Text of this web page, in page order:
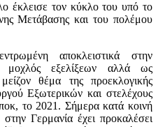
έκλεισε τον κύκλο του υπό το
Μετάβασης και του πολέμου
αποκλειστικά στην
μοχλός εξελίξεων αλλά ως
θέμα της προεκλογικής
Εξωτερικών και στελέχους
το 2021. Σήμερα κατά κοινή
Γερμανία έχει προκαλέσει